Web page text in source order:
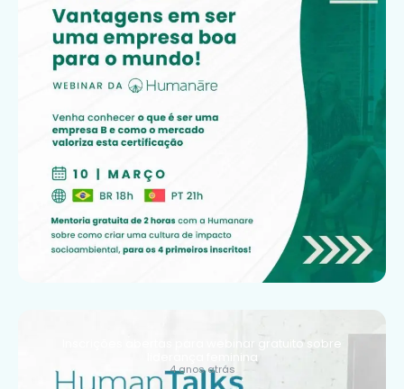
Inscrições abertas para webinar gratuito sobre
liderança feminina
4 anos atrás